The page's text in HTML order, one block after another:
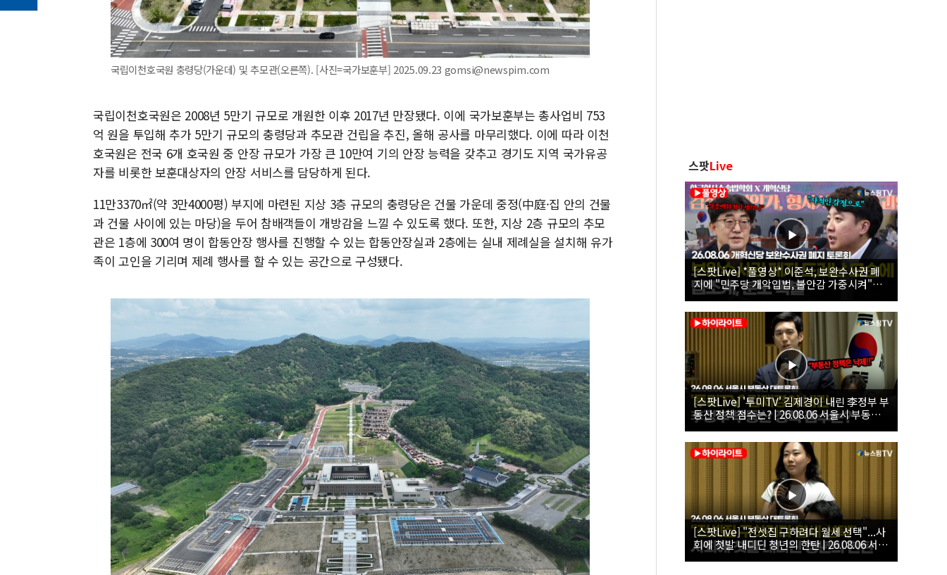
국립이천호국원 충령당(가운데) 및 추모관(오른쪽). [사진=국가보훈부] 2025.09.23 gomsi@newspim.com
국립이천호국원은 2008년 5만기 규모로 개원한 이후 2017년 만장됐다. 이에 국가보훈부는 총사업비 753
억 원을 투입해 추가 5만기 규모의 충령당과 추모관 건립을 추진, 올해 공사를 마무리했다. 이에 따라 이천
호국원은 전국 6개 호국원 중 안장 규모가 가장 큰 10만여 기의 안장 능력을 갖추고 경기도 지역 국가유공
자를 비롯한 보훈대상자의 안장 서비스를 담당하게 된다.
11만3370㎡(약 3만4000평) 부지에 마련된 지상 3층 규모의 충령당은 건물 가운데 중정(中庭·집 안의 건물
과 건물 사이에 있는 마당)을 두어 참배객들이 개방감을 느낄 수 있도록 했다. 또한, 지상 2층 규모의 추모
관은 1층에 300여 명이 합동안장 행사를 진행할 수 있는 합동안장실과 2층에는 실내 제례실을 설치해 유가
족이 고인을 기리며 제례 행사를 할 수 있는 공간으로 구성됐다.
스팟Live
[스팟Live] *풀영상* 이준석, 보완수사권 폐
지에 "민주당 개악입법, 불안감 가중시켜"｜
26.08.06 개혁신당 보완수사권 폐지 토론회
[스팟Live] '투미TV' 김제경이 내린 李정부 부
동산 정책 점수는? | 26.08.06 서울시 부동산
대토론회
[스팟Live] "전셋집 구하려다 월세 선택"...사
회에 첫발 내디딘 청년의 한탄 | 26.08.06 서울
시 부동산 대토론회